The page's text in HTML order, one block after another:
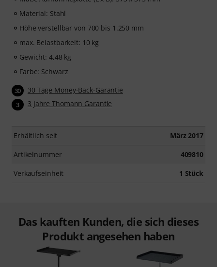
Material: Stahl
Höhe verstellbar von 700 bis 1.250 mm
max. Belastbarkeit: 10 kg
Gewicht: 4,48 kg
Farbe: Schwarz
30 30 Tage Money-Back-Garantie
3 3 Jahre Thomann Garantie
Erhältlich seit März 2017
Artikelnummer 409810
Verkaufseinheit 1 Stück
Das kauften Kunden, die sich dieses
Produkt angesehen haben